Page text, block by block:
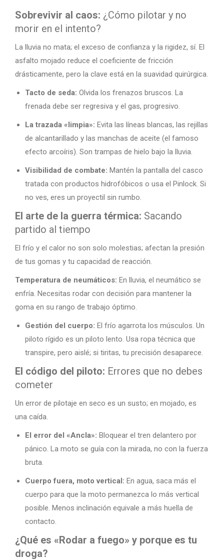
Sobrevivir al caos: ¿Cómo pilotar y no
morir en el intento?
La lluvia no mata; el exceso de confianza y la rigidez, sí. El
asfalto mojado reduce el coeficiente de fricción
drásticamente, pero la clave está en la suavidad quirúrgica.
Tacto de seda: Olvida los frenazos bruscos. La
frenada debe ser regresiva y el gas, progresivo.
La trazada «limpia»: Evita las líneas blancas, las rejillas
de alcantarillado y las manchas de aceite (el famoso
efecto arcoíris). Son trampas de hielo bajo la lluvia.
Visibilidad de combate: Mantén la pantalla del casco
tratada con productos hidrofóbicos o usa el Pinlock. Si
no ves, eres un proyectil sin rumbo.
El arte de la guerra térmica: Sacando
partido al tiempo
El frío y el calor no son solo molestias; afectan la presión
de tus gomas y tu capacidad de reacción.
Temperatura de neumáticos: En lluvia, el neumático se
enfría. Necesitas rodar con decisión para mantener la
goma en su rango de trabajo óptimo.
Gestión del cuerpo: El frío agarrota los músculos. Un
piloto rígido es un piloto lento. Usa ropa técnica que
transpire, pero aislé; si tiritas, tu precisión desaparece.
El código del piloto: Errores que no debes
cometer
Un error de pilotaje en seco es un susto; en mojado, es
una caída.
El error del «Ancla»: Bloquear el tren delantero por
pánico. La moto se guía con la mirada, no con la fuerza
bruta.
Cuerpo fuera, moto vertical: En agua, saca más el
cuerpo para que la moto permanezca lo más vertical
posible. Menos inclinación equivale a más huella de
contacto.
¿Qué es «Rodar a fuego» y porque es tu
droga?